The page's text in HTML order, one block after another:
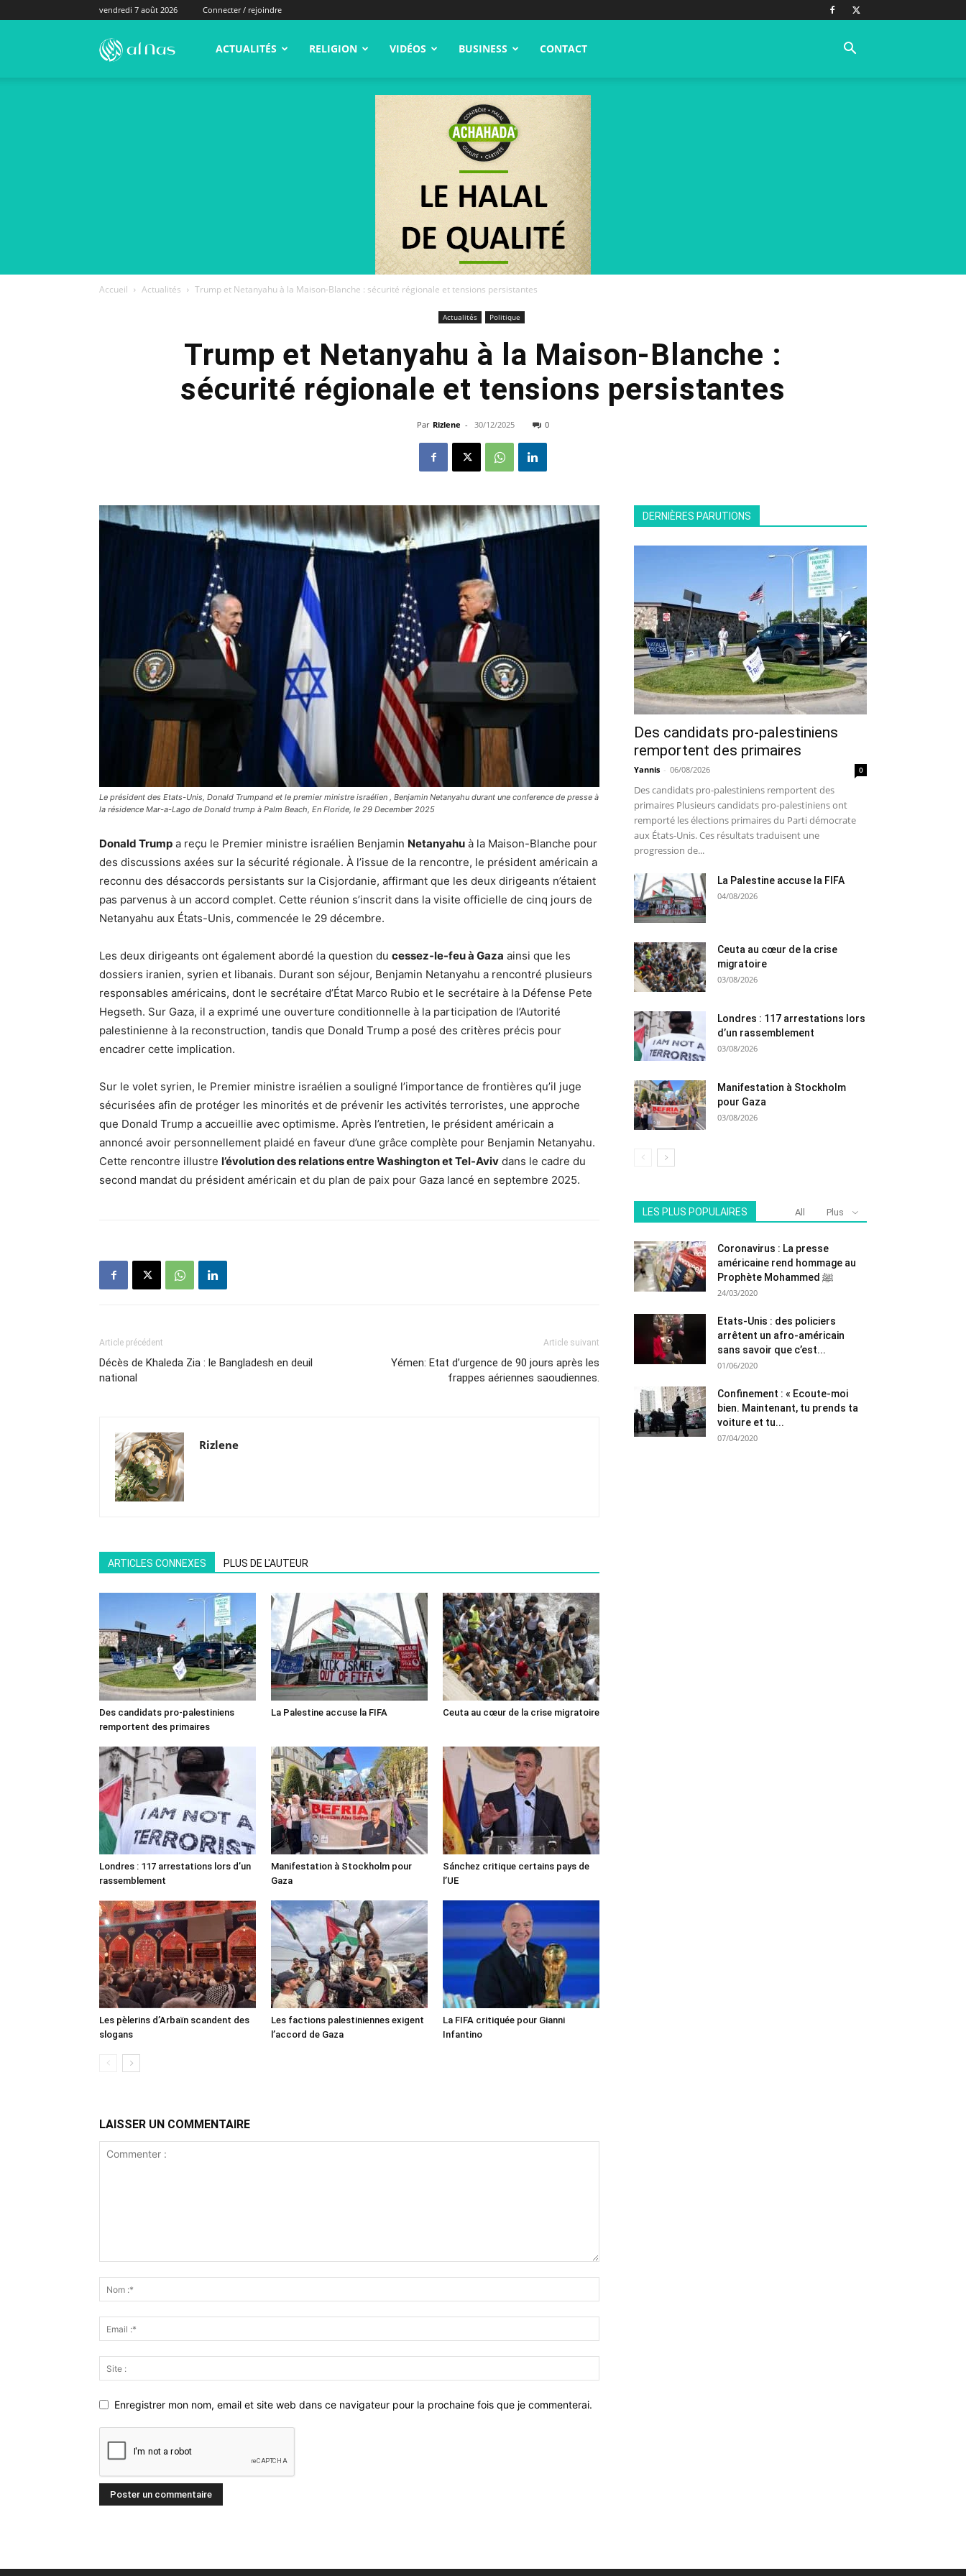
vendredi 7 août 2026 Connecter / rejoindre
alNas.fr ACTUALITÉS RELIGION VIDÉOS BUSINESS CONTACT
Accueil Actualités Trump et Netanyahu à la Maison-Blanche : sécurité régionale et tensions persistantes
Actualités Politique
Trump et Netanyahu à la Maison-Blanche :
sécurité régionale et tensions persistantes
Par Rizlene - 30/12/2025 0
Le président des Etats-Unis, Donald Trumpand et le premier ministre israélien , Benjamin Netanyahu durant une conference de presse à
la résidence Mar-a-Lago de Donald trump à Palm Beach, En Floride, le 29 December 2025
Donald Trump a reçu le Premier ministre israélien Benjamin Netanyahu à la Maison-Blanche pour
des discussions axées sur la sécurité régionale. À l’issue de la rencontre, le président américain a
reconnu des désaccords persistants sur la Cisjordanie, affirmant que les deux dirigeants n’étaient
pas parvenus à un accord complet. Cette réunion s’inscrit dans la visite officielle de cinq jours de
Netanyahu aux États-Unis, commencée le 29 décembre.
Les deux dirigeants ont également abordé la question du cessez-le-feu à Gaza ainsi que les
dossiers iranien, syrien et libanais. Durant son séjour, Benjamin Netanyahu a rencontré plusieurs
responsables américains, dont le secrétaire d’État Marco Rubio et le secrétaire à la Défense Pete
Hegseth. Sur Gaza, il a exprimé une ouverture conditionnelle à la participation de l’Autorité
palestinienne à la reconstruction, tandis que Donald Trump a posé des critères précis pour
encadrer cette implication.
Sur le volet syrien, le Premier ministre israélien a souligné l’importance de frontières qu’il juge
sécurisées afin de protéger les minorités et de prévenir les activités terroristes, une approche
que Donald Trump a accueillie avec optimisme. Après l’entretien, le président américain a
annoncé avoir personnellement plaidé en faveur d’une grâce complète pour Benjamin Netanyahu.
Cette rencontre illustre l’évolution des relations entre Washington et Tel-Aviv dans le cadre du
second mandat du président américain et du plan de paix pour Gaza lancé en septembre 2025.
Article précédent
Décès de Khaleda Zia : le Bangladesh en deuil
national
Article suivant
Yémen: Etat d’urgence de 90 jours après les
frappes aériennes saoudiennes.
Rizlene
ARTICLES CONNEXES PLUS DE L'AUTEUR
Des candidats pro-palestiniens
remportent des primaires
La Palestine accuse la FIFA Ceuta au cœur de la crise migratoire
Londres : 117 arrestations lors d’un
rassemblement
Manifestation à Stockholm pour
Gaza
Sánchez critique certains pays de
l’UE
Les pèlerins d’Arbaïn scandent des
slogans
Les factions palestiniennes exigent
l’accord de Gaza
La FIFA critiquée pour Gianni
Infantino
LAISSER UN COMMENTAIRE
Enregistrer mon nom, email et site web dans ce navigateur pour la prochaine fois que je commenterai.
DERNIÈRES PARUTIONS
Des candidats pro-palestiniens
remportent des primaires
Yannis - 06/08/2026 0
Des candidats pro-palestiniens remportent des
primaires Plusieurs candidats pro-palestiniens ont
remporté les élections primaires du Parti démocrate
aux États-Unis. Ces résultats traduisent une
progression de...
La Palestine accuse la FIFA
04/08/2026
Ceuta au cœur de la crise
migratoire
03/08/2026
Londres : 117 arrestations lors
d’un rassemblement
03/08/2026
Manifestation à Stockholm
pour Gaza
03/08/2026
LES PLUS POPULAIRES All Plus
Coronavirus : La presse
américaine rend hommage au
Prophète Mohammed ﷺ
24/03/2020
Etats-Unis : des policiers
arrêtent un afro-américain
sans savoir que c’est...
01/06/2020
Confinement : « Ecoute-moi
bien. Maintenant, tu prends ta
voiture et tu...
07/04/2020